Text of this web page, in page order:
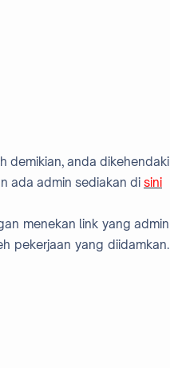
demikian, anda dikehendaki
ada admin sediakan di sini
menekan link yang admin
pekerjaan yang diidamkan.